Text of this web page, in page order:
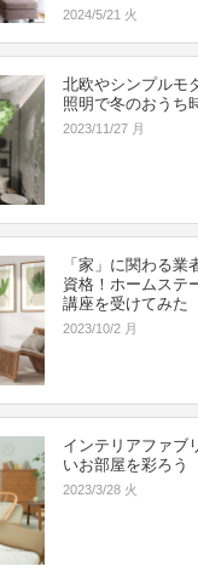
2024/5/21 火
北欧やシンプルモ
照明で冬のおうち
2023/11/27 月
「家」に関わる業
資格！ホームステ
講座を受けてみた
2023/10/2 月
インテリアファブ
いお部屋を彩ろう
2023/3/28 火